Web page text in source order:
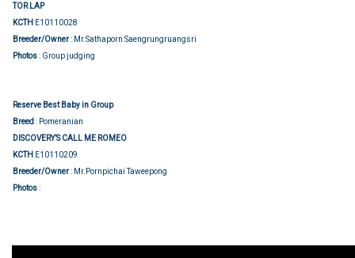
TOR LAP
KCTH E10110028
Breeder/Owner: Mr.Sathaporn Saengrungruangsri
Photos: Group judging
Reserve Best Baby in Group
Breed : Pomeranian
DISCOVERY’S CALL ME ROMEO
KCTH E10110209
Breeder/Owner: Mr.Pornpichai Taweepong
Photos: